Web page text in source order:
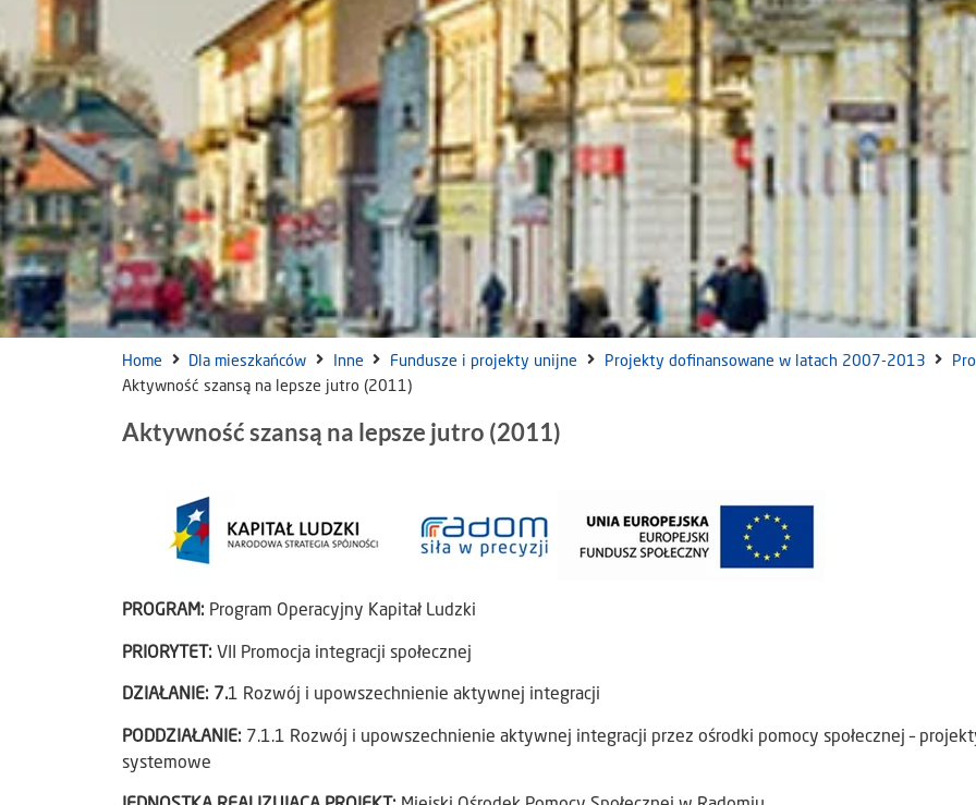
Home Dla mieszkańców Inne Fundusze i projekty unijne Projekty dofinansowane w latach 2007-2013
Aktywność szansą na lepsze jutro (2011)
Aktywność szansą na lepsze jutro (2011)
PROGRAM: Program Operacyjny Kapitał Ludzki
PRIORYTET: VII Promocja integracji społecznej
DZIAŁANIE: 7.1 Rozwój i upowszechnienie aktywnej integracji
PODDZIAŁANIE: 7.1.1 Rozwój i upowszechnienie aktywnej integracji przez ośrodki pomocy społecznej –
systemowe